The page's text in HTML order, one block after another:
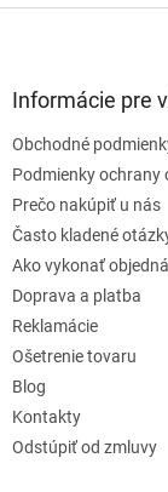
Informácie pre
Obchodné
Podmienky ochrany
Prečo nakúpiť u nás
Často kladené
Ako vykonať
Doprava a platba
Reklamácie
Ošetrenie tovaru
Blog
Kontakty
Odstúpiť od zmluvy